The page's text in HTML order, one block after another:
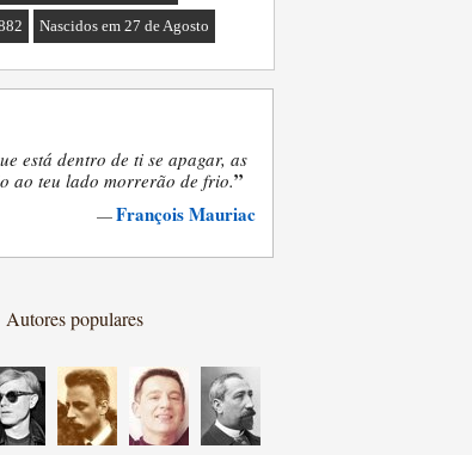
Nascidos em 27 de Agosto
está dentro de ti se apagar, as
ao teu lado morrerão de frio.”
—François Mauriac
Autores populares